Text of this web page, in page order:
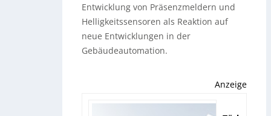
Entwicklung von Präsenzmeldern und
Helligkeitssensoren als Reaktion auf
neue Entwicklungen in der
Gebäudeautomation.
Anzeige